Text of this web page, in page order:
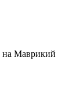
на Маврикий